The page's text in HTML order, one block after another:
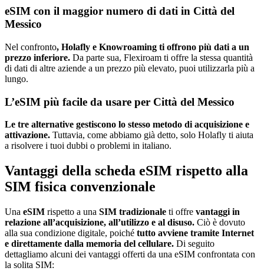
eSIM con il maggior numero di dati in Città del
Messico
Nel confronto, Holafly e Knowroaming ti offrono più dati a un
prezzo inferiore. Da parte sua, Flexiroam ti offre la stessa quantità
di dati di altre aziende a un prezzo più elevato, puoi utilizzarla più a
lungo.
L’eSIM più facile da usare per Città del Messico
Le tre alternative gestiscono lo stesso metodo di acquisizione e
attivazione. Tuttavia, come abbiamo già detto, solo Holafly ti aiuta
a risolvere i tuoi dubbi o problemi in italiano.
Vantaggi della scheda eSIM rispetto alla
SIM fisica convenzionale
Una eSIM rispetto a una SIM tradizionale ti offre vantaggi in
relazione all’acquisizione, all’utilizzo e al disuso. Ciò è dovuto
alla sua condizione digitale, poiché tutto avviene tramite Internet
e direttamente dalla memoria del cellulare. Di seguito
dettagliamo alcuni dei vantaggi offerti da una eSIM confrontata con
la solita SIM: